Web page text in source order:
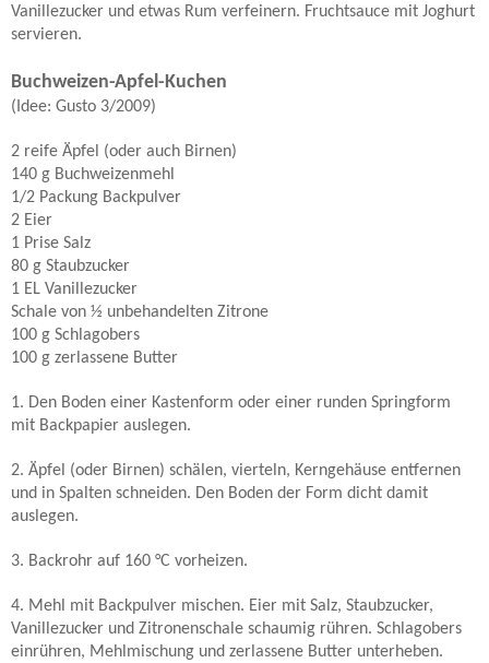
Vanillezucker und etwas Rum verfeinern. Fruchtsauce mit Joghurt
servieren.
Buchweizen-Apfel-Kuchen
(Idee: Gusto 3/2009)
2 reife Äpfel (oder auch Birnen)
140 g Buchweizenmehl
1/2 Packung Backpulver
2 Eier
1 Prise Salz
80 g Staubzucker
1 EL Vanillezucker
Schale von ½ unbehandelten Zitrone
100 g Schlagobers
100 g zerlassene Butter
1. Den Boden einer Kastenform oder einer runden Springform
mit Backpapier auslegen.
2. Äpfel (oder Birnen) schälen, vierteln, Kerngehäuse entfernen
und in Spalten schneiden. Den Boden der Form dicht damit
auslegen.
3. Backrohr auf 160 °C vorheizen.
4. Mehl mit Backpulver mischen. Eier mit Salz, Staubzucker,
Vanillezucker und Zitronenschale schaumig rühren. Schlagobers
einrühren, Mehlmischung und zerlassene Butter unterheben.